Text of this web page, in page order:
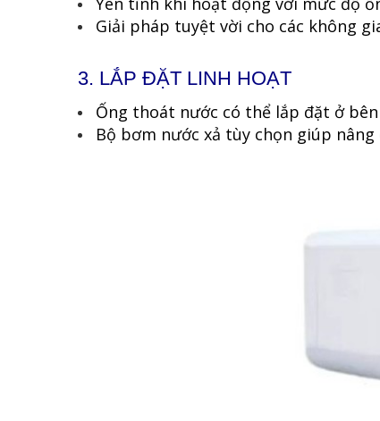
Giải pháp tuyệt vời cho các không
3. LẮP ĐẶT LINH HOẠT
Ống thoát nước có thể lắp đặt ở
Bộ bơm nước xả tùy chọn giúp